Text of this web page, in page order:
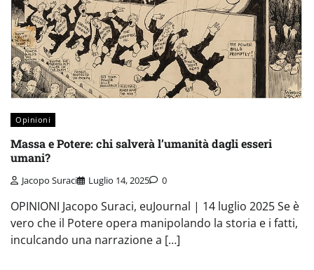
Opinioni
Massa e Potere: chi salverà l’umanità dagli esseri
umani?
Jacopo Suraci Luglio 14, 2025 0
OPINIONI Jacopo Suraci, euJournal | 14 luglio 2025 Se è
vero che il Potere opera manipolando la storia e i fatti,
inculcando una narrazione a […]